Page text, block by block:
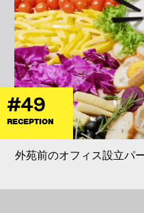
#49
RECEPTION
外苑前のオフィス設立パ